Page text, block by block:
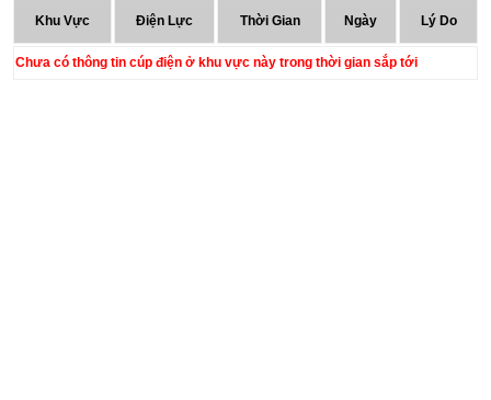
Khu Vực Điện Lực Thời Gian Ngày Lý Do
Chưa có thông tin cúp điện ở khu vực này trong thời gian sắp tới